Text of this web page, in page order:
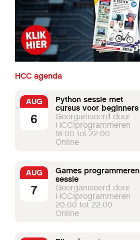
HCC agenda
AUG
6
Python sessie met
cursus voor beginners
Georganiseerd door:
HCC!programmeren
18:00 tot 22:00
Online
AUG
7
Games programmeren
sessie
Georganiseerd door:
HCC!programmeren
20:00 tot 22:00
Online